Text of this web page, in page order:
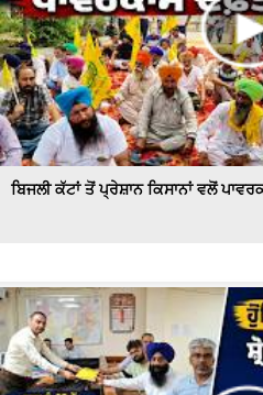
ਬਿਜਲੀ ਕੱਟਾਂ ਤੋਂ ਪ੍ਰੇਸ਼ਾਨ ਕਿਸਾਨਾਂ ਵਲੋਂ